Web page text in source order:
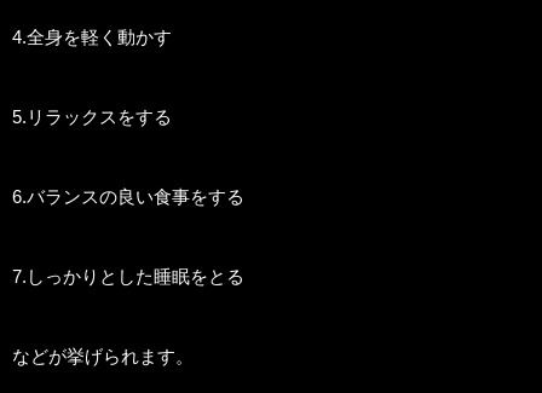
4.全身を軽く動かす
5.リラックスをする
6.バランスの良い食事をする
7.しっかりとした睡眠をとる
などが挙げられます。